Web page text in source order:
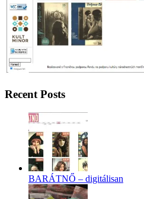
Recent Posts
BARÁTNŐ – digitálisan